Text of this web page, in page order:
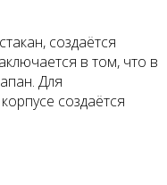
создаётся
в том, что в
Для
создаётся